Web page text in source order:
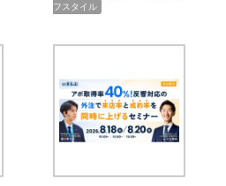
フスタイル